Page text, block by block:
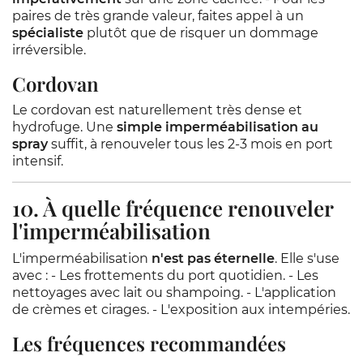
paires de très grande valeur, faites appel à un
spécialiste plutôt que de risquer un dommage
irréversible.
Cordovan
Le cordovan est naturellement très dense et
hydrofuge. Une simple imperméabilisation au
spraysuffit, à renouveler tous les 2-3 mois en port
intensif.
10. À quelle fréquence renouveler
l'imperméabilisation
L'imperméabilisation n'est pas éternelle. Elle s'use
avec : - Les frottements du port quotidien. - Les
nettoyages avec lait ou shampoing. - L'application
de crèmes et cirages. - L'exposition aux intempéries.
Les fréquences recommandées